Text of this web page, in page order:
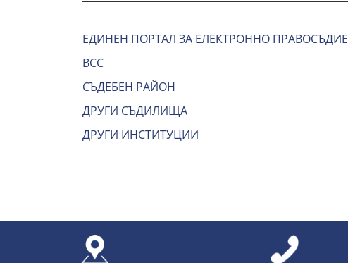
ЕДИНЕН ПОРТАЛ ЗА ЕЛЕКТРОННО ПРАВОСЪДИЕ
ВСС
СЪДЕБЕН РАЙОН
ДРУГИ СЪДИЛИЩА
ДРУГИ ИНСТИТУЦИИ